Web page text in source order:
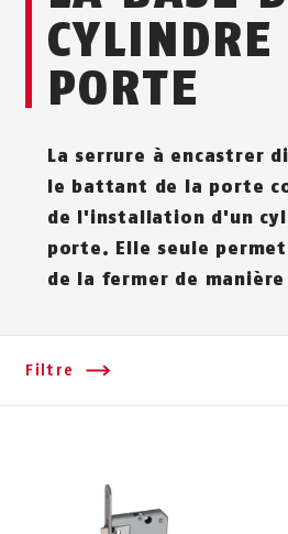
CYLINDRE
PORTE
La serrure à encastrer
le battant de la porte
de l'installation d'un
porte. Elle seule
de la fermer de
Filtre